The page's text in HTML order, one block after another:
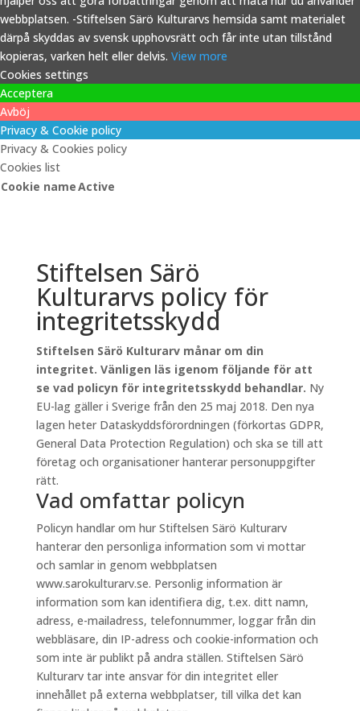
webbplatsen. -Stiftelsen Särö Kulturarvs hemsida samt materialet
därpå skyddas av svensk upphovsrätt och får inte utan tillstånd
kopieras, varken helt eller delvis. View more
Cookies settings
Acceptera
Avböj
Privacy & Cookie policy
Privacy & Cookies policy
Cookies list
Cookie nameActive
Stiftelsen Särö
Kulturarvs policy för
integritetsskydd
Stiftelsen Särö Kulturarv månar om din
integritet. Vänligen läs igenom följande för att
se vad policyn för integritetsskydd behandlar. Ny
EU-lag gäller i Sverige från den 25 maj 2018. Den nya
lagen heter Dataskyddsförordningen (förkortas GDPR,
General Data Protection Regulation) och ska se till att
företag och organisationer hanterar personuppgifter
rätt.
Vad omfattar policyn
Policyn handlar om hur Stiftelsen Särö Kulturarv
hanterar den personliga information som vi mottar
och samlar in genom webbplatsen
www.sarokulturarv.se. Personlig information är
information som kan identifiera dig, t.ex. ditt namn,
adress, e-mailadress, telefonnummer, loggar från din
webbläsare, din IP-adress och cookie-information och
som inte är publikt på andra ställen. Stiftelsen Särö
Kulturarv tar inte ansvar för din integritet eller
innehållet på externa webbplatser, till vilka det kan